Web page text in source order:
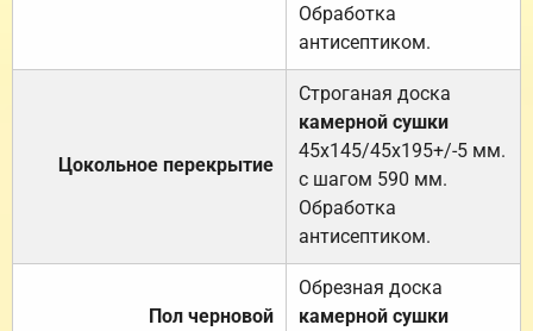
Обработка
антисептиком.
Цокольное перекрытие
Строганая доска
камерной сушки
45х145/45х195+/-5 мм.
с шагом 590 мм.
Обработка
антисептиком.
Пол черновой
Обрезная доска
камерной сушки